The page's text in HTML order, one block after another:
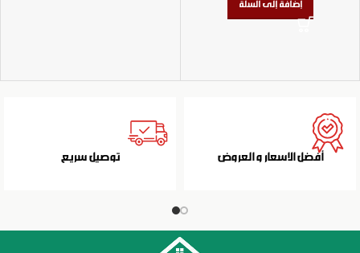
إضافة إلى السلة
أفضل الاسعار و العروض توصيل سريع